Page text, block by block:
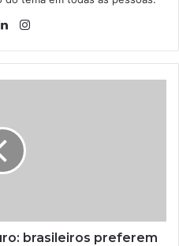
Linkedin
brasileiros preferem